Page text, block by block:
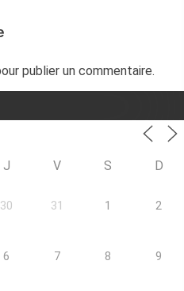
publier un commentaire.
J V S D
30 31 1 2
6 7 8 9